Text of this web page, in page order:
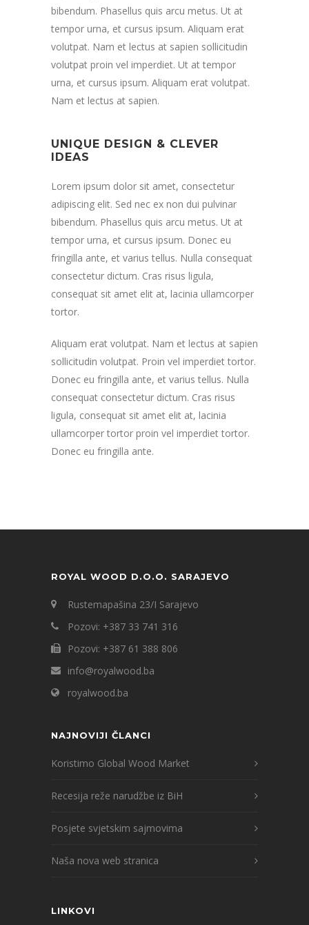
bibendum. Phasellus quis arcu metus. Ut at
tempor urna, et cursus ipsum. Aliquam erat
volutpat. Nam et lectus at sapien sollicitudin
volutpat proin vel imperdiet. Ut at tempor
urna, et cursus ipsum. Aliquam erat volutpat.
Nam et lectus at sapien.
UNIQUE DESIGN & CLEVER
IDEAS
Lorem ipsum dolor sit amet, consectetur
adipiscing elit. Sed nec ex non dui pulvinar
bibendum. Phasellus quis arcu metus. Ut at
tempor urna, et cursus ipsum. Donec eu
fringilla ante, et varius tellus. Nulla consequat
consectetur dictum. Cras risus ligula,
consequat sit amet elit at, lacinia ullamcorper
tortor.
Aliquam erat volutpat. Nam et lectus at sapien
sollicitudin volutpat. Proin vel imperdiet tortor.
Donec eu fringilla ante, et varius tellus. Nulla
consequat consectetur dictum. Cras risus
ligula, consequat sit amet elit at, lacinia
ullamcorper tortor proin vel imperdiet tortor.
Donec eu fringilla ante.
ROYAL WOOD D.O.O. SARAJEVO
Rustemapašina 23/I Sarajevo
Pozovi: +387 33 741 316
Pozovi: +387 61 388 806
info@royalwood.ba
royalwood.ba
NAJNOVIJI ČLANCI
Koristimo Global Wood Market
Recesija reže narudžbe iz BiH
Posjete svjetskim sajmovima
Naša nova web stranica
LINKOVI